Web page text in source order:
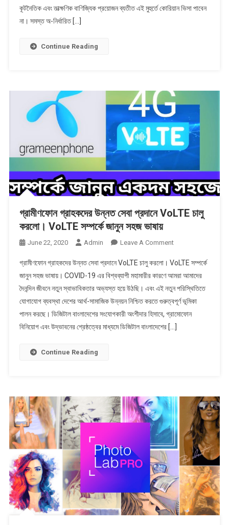
স্থগিত
কূটনৈতিক এবং তাত্ক্ষণিক বাণিজ্যিক প্রয়োজন ব্যতীত এই মুহুর্তে কোরিয়ান ভিসা পাবেন
না। সমস্ত অ-নির্ধারিত […]
Continue Reading
গ্রামীণফোন গ্রাহকদের উন্নত সেবা প্রদানে VoLTE চালু
করলো। VoLTE সম্পর্কে জানুন সহজ ভাষায়
June 22, 2020 Admin Leave A CommentOn
গ্রাহকদের
উন্নত
সেবা
প্রদানে
VoLTE
চালু
ভাষায়
গ্রামীণফোন গ্রাহকদের উন্নত সেবা প্রদানে VoLTE চালু করলো। VoLTE সম্পর্কে
জানুন সহজ ভাষায়। COVID-19 এর বিশ্বব্যাপী মহামারীর কারণে আমরা আমাদের
দৈনন্দিন জীবনে নতুন স্বাভাবিকতার অভ্যস্ত হয়ে উঠছি। এবং এই নতুন পরিস্থিতিতে
যোগাযোগ ব্যবস্থা দেশের আর্থ-সামাজিক উন্নয়ন নিশ্চিত করতে গুরুত্বপূর্ণ ভূমিকা
পালন করছে। ডিজিটাল বাংলাদেশের সংযোগকারী অংশীদার হিসাবে, গ্রামোফোন
বিনিয়োগ এবং উদ্ভাবনের শ্রেষ্ঠত্বের মাধ্যমে ডিজিটাল বাংলাদেশের […]
Continue Reading